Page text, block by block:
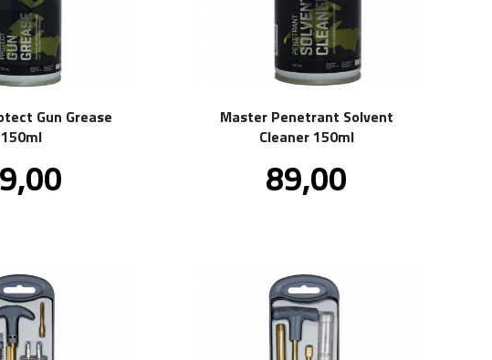
Gun Grease
150ml
mva.
Master Penetrant Solvent
Cleaner 150ml
Pris
89,00